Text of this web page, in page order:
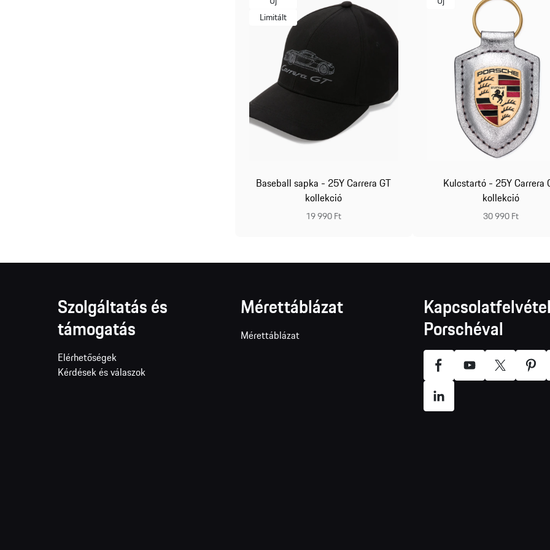
Limitált
Baseball sapka - 25Y Carrera GT
kollekció
19 990 Ft
Kulcstartó - 25Y Carrera
kollekció
30 990 Ft
Szolgáltatás és
támogatás
Elérhetőségek
Kérdések és válaszok
Mérettáblázat
Mérettáblázat
Porschéval